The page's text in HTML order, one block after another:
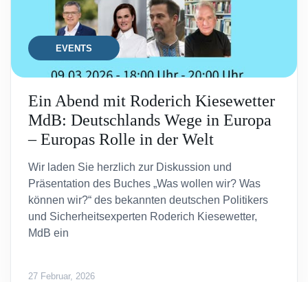
EVENTS
Ein Abend mit Roderich Kiesewetter
MdB: Deutschlands Wege in Europa
– Europas Rolle in der Welt
Wir laden Sie herzlich zur Diskussion und
Präsentation des Buches „Was wollen wir? Was
können wir?“ des bekannten deutschen Politikers
und Sicherheitsexperten Roderich Kiesewetter,
MdB ein
27 Februar, 2026